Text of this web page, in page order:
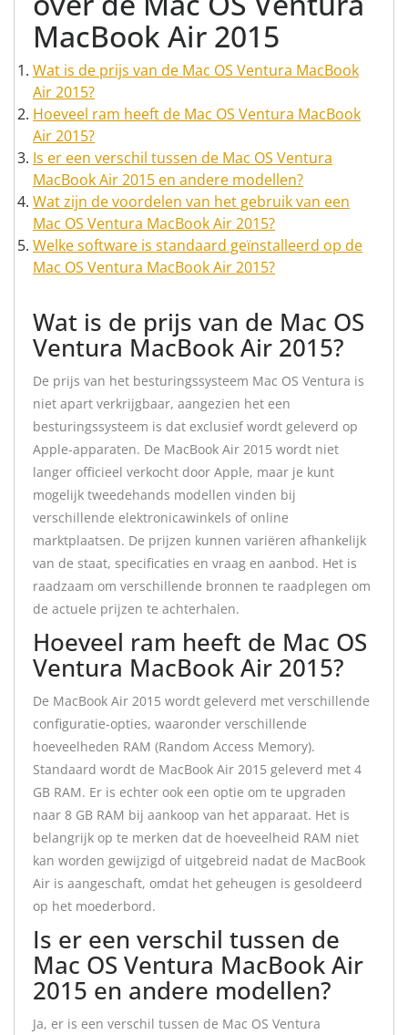
MacBook Air 2015
Wat is de prijs van de Mac OS Ventura MacBook
Air 2015?
Hoeveel ram heeft de Mac OS Ventura MacBook
Air 2015?
Is er een verschil tussen de Mac OS Ventura
MacBook Air 2015 en andere modellen?
Wat zijn de voordelen van het gebruik van een
Mac OS Ventura MacBook Air 2015?
Welke software is standaard geïnstalleerd op de
Mac OS Ventura MacBook Air 2015?
Wat is de prijs van de Mac OS
Ventura MacBook Air 2015?
De prijs van het besturingssysteem Mac OS Ventura is
niet apart verkrijgbaar, aangezien het een
besturingssysteem is dat exclusief wordt geleverd op
Apple-apparaten. De MacBook Air 2015 wordt niet
langer officieel verkocht door Apple, maar je kunt
mogelijk tweedehands modellen vinden bij
verschillende elektronicawinkels of online
marktplaatsen. De prijzen kunnen variëren afhankelijk
van de staat, specificaties en vraag en aanbod. Het is
raadzaam om verschillende bronnen te raadplegen om
de actuele prijzen te achterhalen.
Hoeveel ram heeft de Mac OS
Ventura MacBook Air 2015?
De MacBook Air 2015 wordt geleverd met verschillende
configuratie-opties, waaronder verschillende
hoeveelheden RAM (Random Access Memory).
Standaard wordt de MacBook Air 2015 geleverd met 4
GB RAM. Er is echter ook een optie om te upgraden
naar 8 GB RAM bij aankoop van het apparaat. Het is
belangrijk op te merken dat de hoeveelheid RAM niet
kan worden gewijzigd of uitgebreid nadat de MacBook
Air is aangeschaft, omdat het geheugen is gesoldeerd
op het moederbord.
Is er een verschil tussen de
Mac OS Ventura MacBook Air
2015 en andere modellen?
Ja, er is een verschil tussen de Mac OS Ventura